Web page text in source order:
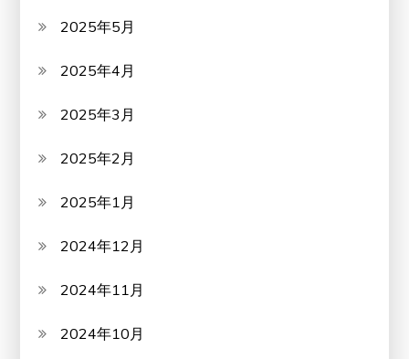
2025年5月
2025年4月
2025年3月
2025年2月
2025年1月
2024年12月
2024年11月
2024年10月